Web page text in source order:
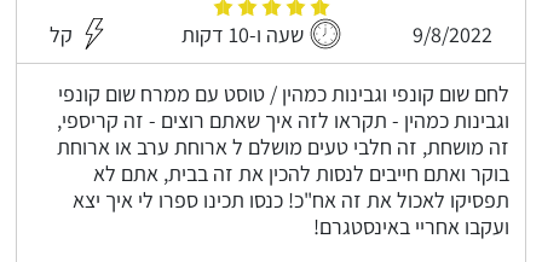
9/8/2022 שעה ו-10 דקות קל
לחם שום קונפי וגבינות כמהין / טוסט עם ממרח שום קונפי
וגבינות כמהין - תקראו לזה איך שאתם רוצים - זה קריספי,
זה מושחת, זה חלבי טעים מושלם ל ארוחת ערב או ארוחת
בוקר ואתם חייבים לנסות להכין את זה בבית, אתם לא
תפסיקו לאכול את זה אח"כ! כנסו תכינו ספרו לי איך יצא
ועקבו אחריי באינסטגרם!